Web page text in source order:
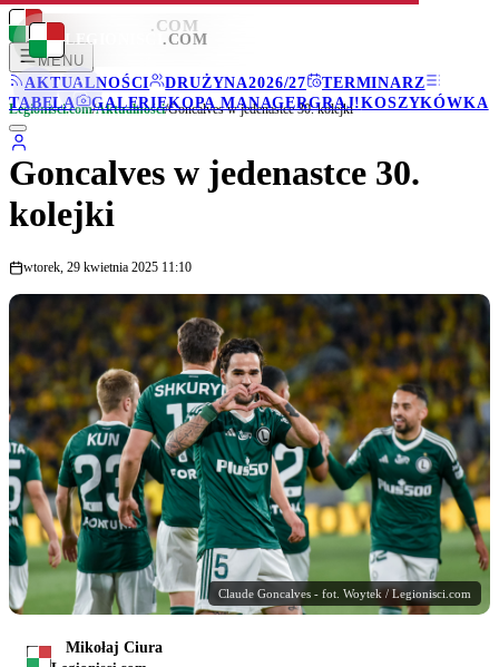
LEGIONISCI .COM
MENU
AKTUALNOŚCI
DRUŻYNA2026/27
TERMINARZ
TABELA
GALERIEKOPA MANAGERGRAJ!KOSZYKÓWKA
LEGIONISCI .COM
Legionisci.com/Aktualności/Goncalves w jedenastce 30. kolejki
Goncalves w jedenastce 30.
kolejki
wtorek, 29 kwietnia 2025 11:10
Claude Goncalves - fot. Woytek / Legionisci.com
Mikołaj Ciura